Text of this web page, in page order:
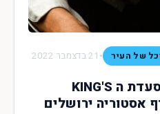
של העיר • 21 בדצמבר 2022
תפריט חורף חדש במסעדת ה KING'S